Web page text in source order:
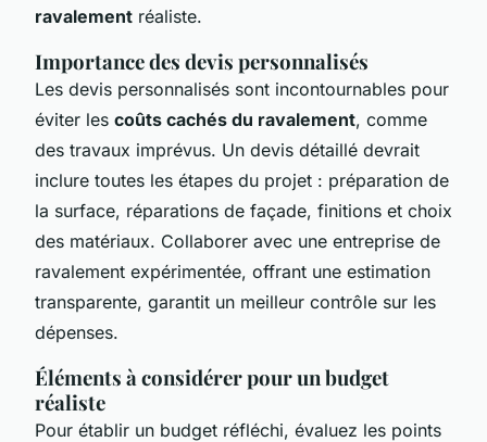
ravalement réaliste.
Importance des devis personnalisés
Les devis personnalisés sont incontournables pour
éviter les coûts cachés du ravalement, comme
des travaux imprévus. Un devis détaillé devrait
inclure toutes les étapes du projet : préparation de
la surface, réparations de façade, finitions et choix
des matériaux. Collaborer avec une entreprise de
ravalement expérimentée, offrant une estimation
transparente, garantit un meilleur contrôle sur les
dépenses.
Éléments à considérer pour un budget
réaliste
Pour établir un budget réfléchi, évaluez les points